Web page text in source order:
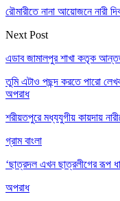
রৌমারীতে নানা আয়োজনে নারী
Next Post
এডাব জামালপুর শাখা কতৃক
তুমি এটাও পছন্দ করতে পারো
অপরাধ
শরীয়তপুরে মধ্যযুগীয় কায়দায়
গ্রাম বাংলা
‘ছাত্রদল এখন ছাত্রলীগের রূপ
অপরাধ